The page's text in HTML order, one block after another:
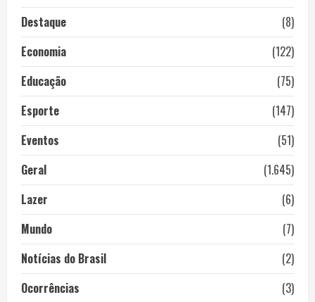
Destaque
(8)
Economia
(122)
Educação
(75)
Esporte
(147)
Eventos
(51)
Geral
(1.645)
Lazer
(6)
Mundo
(7)
Notícias do Brasil
(2)
Ocorrências
(3)